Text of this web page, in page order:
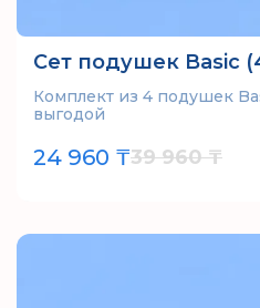
Сет подушек Basic
Комплект из 4 подушек
выгодой
24 960 ₸39 960 ₸